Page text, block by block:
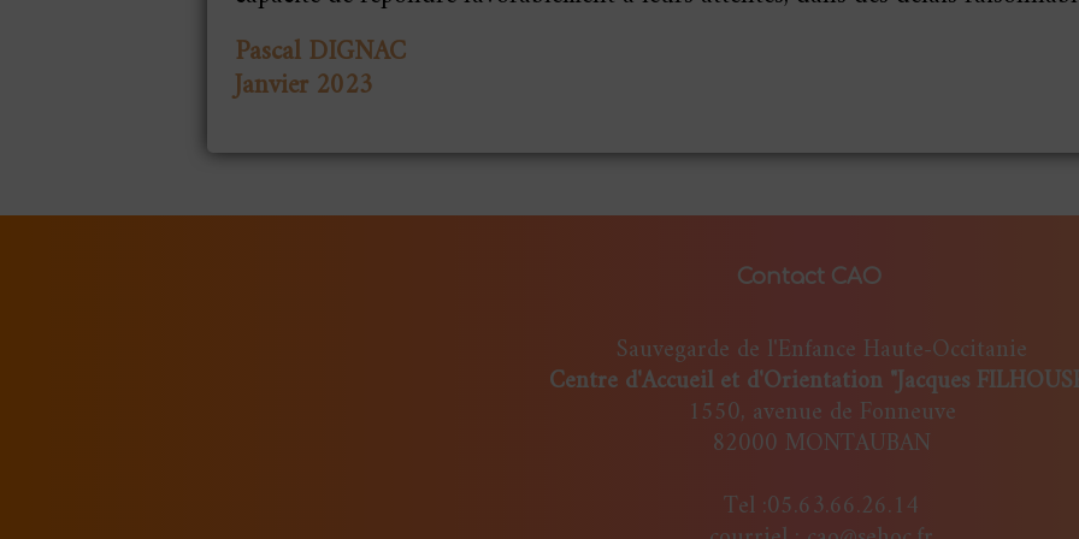
Pascal DIGNAC
Janvier 2023
Contact CAO
Sauvegarde de l'Enfance Haute-Occitanie
Centre d'Accueil et d'Orientation "Jacques
1550, avenue de Fonneuve
82000 MONTAUBAN
Tel :05.63.66.26.14